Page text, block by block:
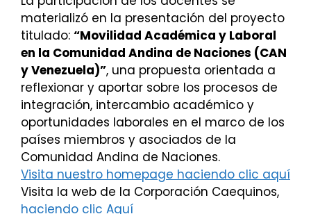
materializó en la presentación del proyecto
titulado: “Movilidad Académica y Laboral
en la Comunidad Andina de Naciones (CAN
y Venezuela)”, una propuesta orientada a
reflexionar y aportar sobre los procesos de
integración, intercambio académico y
oportunidades laborales en el marco de los
países miembros y asociados de la
Comunidad Andina de Naciones.
Visita nuestro homepage haciendo clic aquí
Visita la web de la Corporación Caequinos,
haciendo clic Aquí